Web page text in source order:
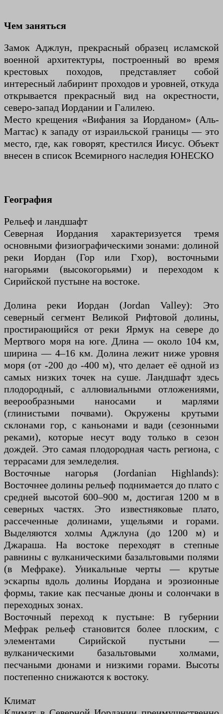
Чем заняться
Замок Аджлун, прекрасный образец исламской
военной архитектуры, построенный во время
крестовых походов, представляет собой
интересный лабиринт проходов и уровней, откуда
открывается прекрасный вид на окрестности,
северо-запад Иордании и Галилею.
Место крещения «Вифания за Иорданом» (Аль-
Магтас) к западу от израильской границы — это
место, где, как говорят, крестился Иисус. Объект
внесен в список Всемирного наследия ЮНЕСКО
География
Рельеф и ландшафт
Северная Иордания характеризуется тремя
основными физиографическими зонами: долиной
реки Иордан (Гор или Гхор), восточными
нагорьями (высокогорьями) и переходом к
Сирийской пустыне на востоке.
Долина реки Иордан (Jordan Valley): Это
северный сегмент Великой Рифтовой долины,
простирающийся от реки Ярмук на севере до
Мертвого моря на юге. Длина — около 104 км,
ширина — 4–16 км. Долина лежит ниже уровня
моря (от -200 до -400 м), что делает её одной из
самых низких точек на суше. Ландшафт здесь
плодородный, с аллювиальными отложениями,
веерообразными наносами и марлями
(глинистыми почвами). Окружены крутыми
склонами гор, с каньонами и вади (сезонными
реками), которые несут воду только в сезон
дождей. Это самая плодородная часть региона, с
террасами для земледелия.
Восточные нагорья (Jordanian Highlands):
Восточнее долины рельеф поднимается до плато с
средней высотой 600–900 м, достигая 1200 м в
северных частях. Это известняковые плато,
рассеченные долинами, ущельями и горами.
Выделяются холмы Аджлуна (до 1200 м) и
Джараша. На востоке переходят в степные
равнины с вулканическими базальтовыми полями
(в Мефраке). Уникальные черты — крутые
эскарпы вдоль долины Иордана и эрозионные
формы, такие как песчаные дюны и солончаки в
переходных зонах.
Восточный переход к пустыне: В губернии
Мефрак рельеф становится более плоским, с
элементами Сирийской пустыни —
вулканическими базальтовыми холмами,
песчаными дюнами и низкими горами. Высоты
постепенно снижаются к востоку.
Климат